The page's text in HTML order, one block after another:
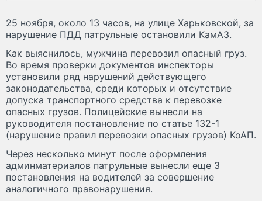
25 ноября, около 13 часов, на улице Харьковской, за
нарушение ПДД патрульные остановили КамАЗ.
Как выяснилось, мужчина перевозил опасный груз.
Во время проверки документов инспекторы
установили ряд нарушений действующего
законодательства, среди которых и отсутствие
допуска транспортного средства к перевозке
опасных грузов. Полицейские вынесли на
руководителя постановление по статье 132-1
(нарушение правил перевозки опасных грузов) КоАП.
Через несколько минут после оформления
админматериалов патрульные вынесли еще 3
постановления на водителей за совершение
аналогичного правонарушения.